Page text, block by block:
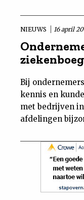
NIEUWS 16 april
Bij
kennis en
met bedrijven
afdelingen